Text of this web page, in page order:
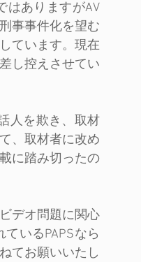
はありますがAV
事事件化を望む
ています。現在
し控えさせてい
人を欺き、取材
、取材者に改め
に踏み切ったの
デオ問題に関心
いるPAPSなら
てお願いいたし